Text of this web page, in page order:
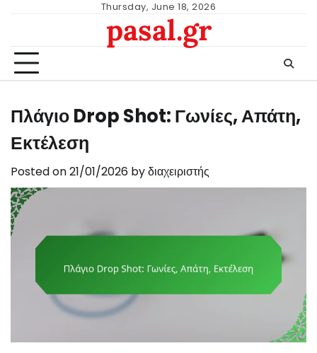
Thursday, June 18, 2026
pasal.gr
Πλάγιο Drop Shot: Γωνίες, Απάτη,
Εκτέλεση
Posted on21/01/2026 byδιαχειριστής